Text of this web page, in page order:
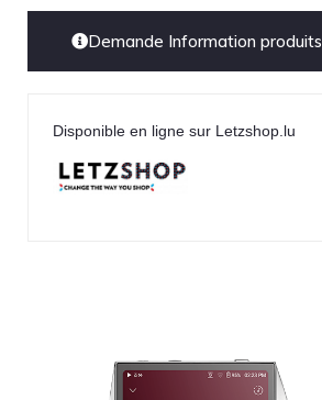
Demande Information produits
Disponible en ligne sur Letzshop.lu